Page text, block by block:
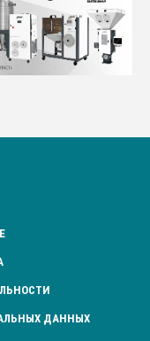
ДАННЫХ